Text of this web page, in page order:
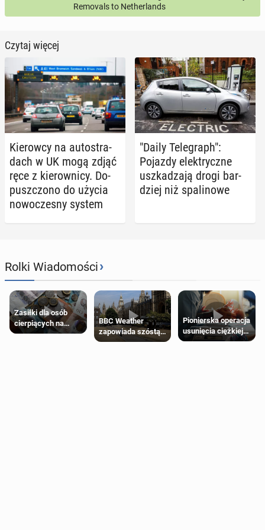
Removals to Netherlands
Czytaj więcej
Kie­row­cy na au­to­stra­
dach w UK mogą zdjąć
ręce z kie­row­ni­cy. Do­
pusz­czo­no do użycia
no­wo­cze­sny system
"Daily Te­le­graph":
Pojazdy elek­trycz­ne
uszka­dza­ją drogi bar­
dziej niż spa­li­no­we
Rolki Wiadomości›
Zasiłki dla osób
cierpiących na
schorzenia
BBC Weather
zapowiada szóstą
falę upałów w
Pionierska operacja
usunięcia ciężkiej
wady wrodzonej